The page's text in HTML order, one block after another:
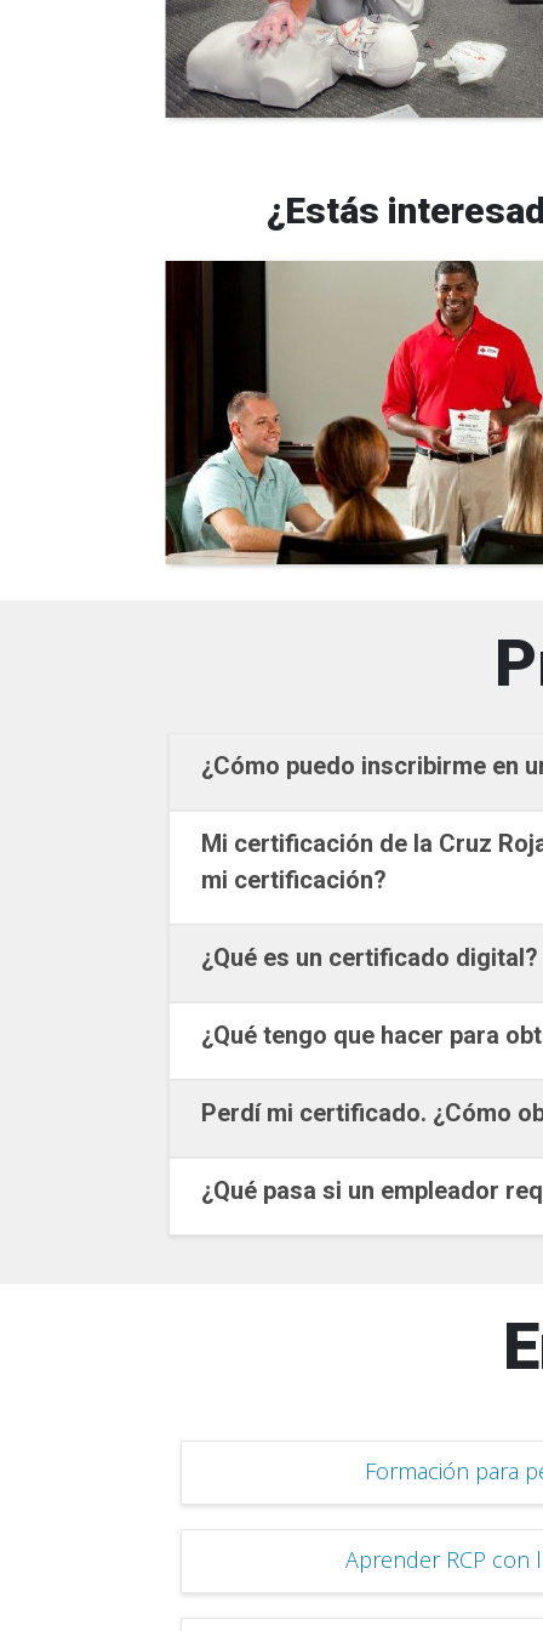
¿Estás
¿Cómo puedo inscribirme en
Mi certificación de la Cruz
mi certificación?
¿Qué es un certificado digital?
¿Qué tengo que hacer para
Perdí mi certificado. ¿Cómo
¿Qué pasa si un empleador
Formación para
Aprender RCP con